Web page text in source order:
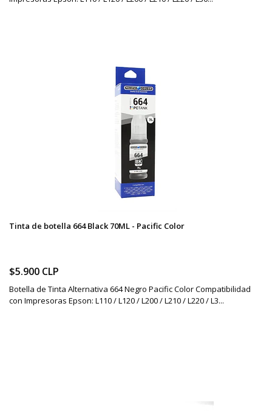
Tinta de botella 664 Black 70ML - Pacific Color
$5.900 CLP
Botella de Tinta Alternativa 664 Negro Pacific Color Compatibilidad
con Impresoras Epson: L110 / L120 / L200 / L210 / L220 / L3...